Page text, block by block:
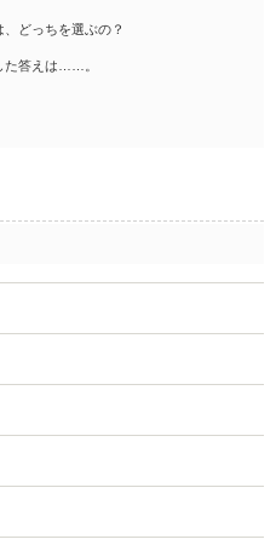
どっちを選ぶの？
た答えは……。